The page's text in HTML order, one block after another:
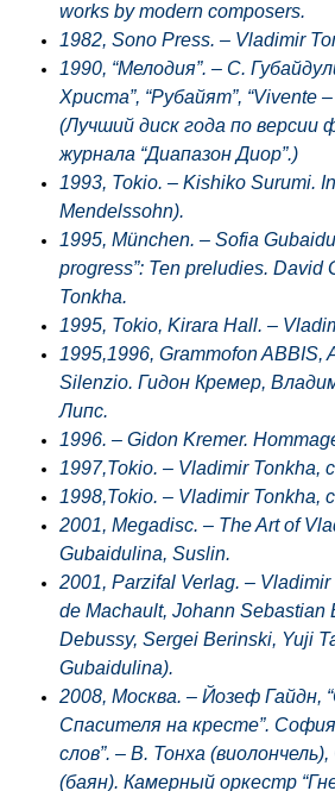
works by modern composers.
1982, Sono Press. – Vladimir
1990, “Мелодия”. – С.
Христа”, “Рубайят”, “Vivente
(Лучший диск года по версии
журнала “Диапазон Диор”.)
1993, Tokio. – Kishiko Surumi.
Mendelssohn).
1995, München. – Sofia
progress”: Ten preludies. David
Tonkha.
1995, Tokio, Kirara Hall. –
1995,1996, Grammofon ABBIS,
Silenzio. Гидон Кремер,
Липс.
1996. – Gidon Kremer.
1997,Tokio. – Vladimir Tonkha,
1998,Tokio. – Vladimir Tonkha,
2001, Megadisc. – The Art of
Gubaidulina, Suslin.
2001, Parzifal Verlag. –
de Machault, Johann Sebastian
Debussy, Sergei Berinski, Yuji
Gubaidulina).
2008, Москва. – Йозеф Гайдн,
Спасителя на кресте”.
слов”. – В. Тонха
(баян). Камерный оркестр